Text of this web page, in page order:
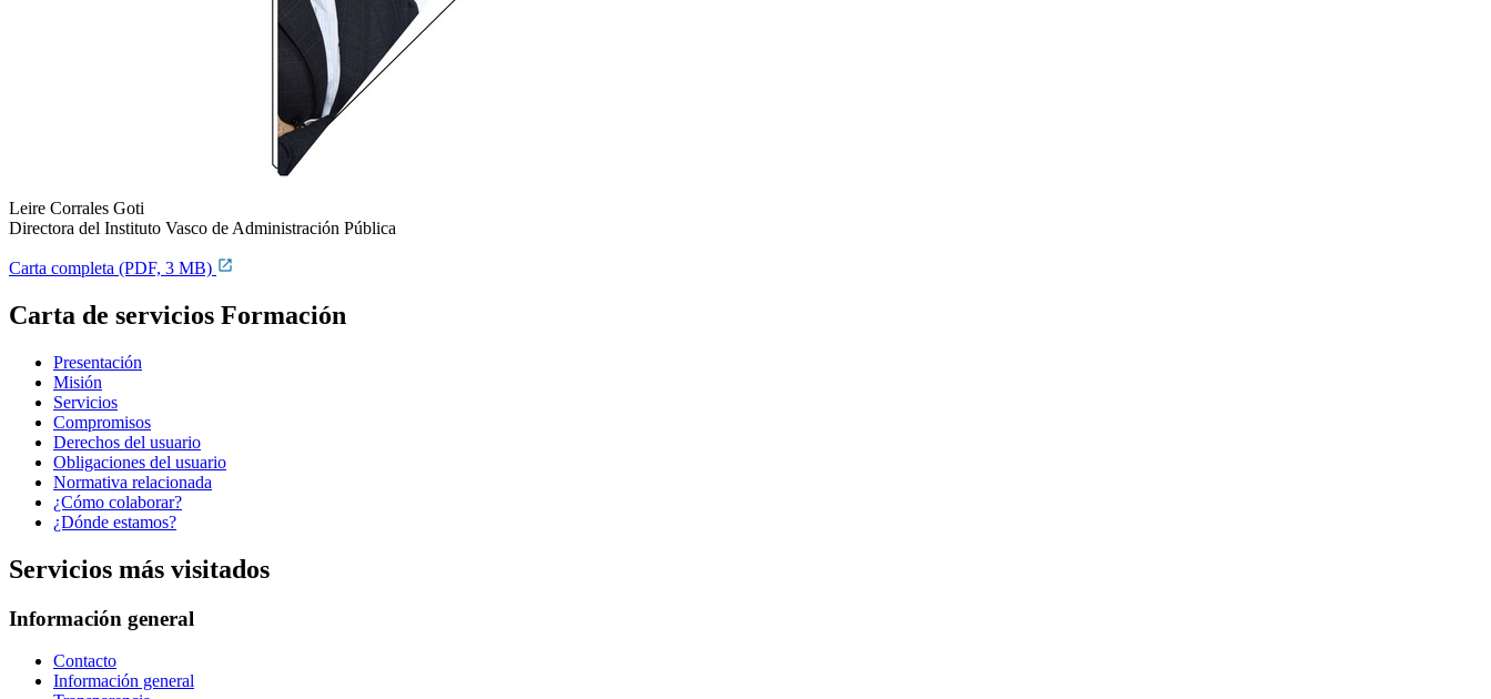
Leire Corrales Goti
Directora del Instituto Vasco de Administración Pública
Carta completa (PDF, 3 MB)
Carta de servicios Formación
Presentación
Misión
Servicios
Compromisos
Derechos del usuario
Obligaciones del usuario
Normativa relacionada
¿Cómo colaborar?
¿Dónde estamos?
Servicios más visitados
Información general
Contacto
Información general